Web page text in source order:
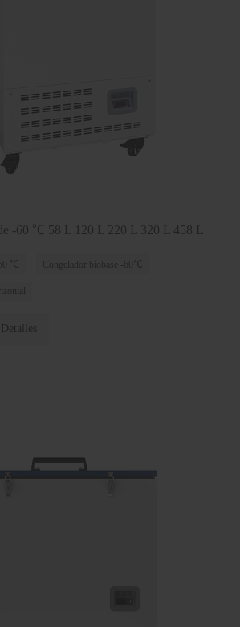
-60 ℃ 58 L 120 L 220 L 320 L 458 L
℃ Congelador biobase -60℃
Detalles